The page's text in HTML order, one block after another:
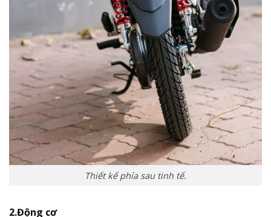
Thiết kế phía sau tinh tế.
2.Động cơ